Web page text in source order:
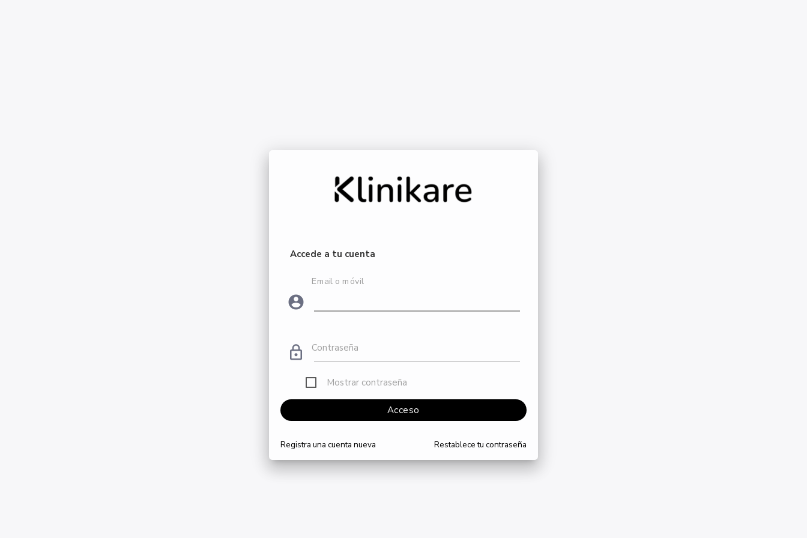
Accede a tu cuenta
account_circle
Email o móvil
lock_outline Contraseña
Mostrar contraseña
Acceso
Registra una cuenta nueva Restablece tu contraseña